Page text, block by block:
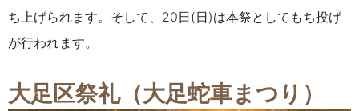
ち上げられます。そして、20日(日)は本祭としてもち投げ
が行われます。
大足区祭礼（大足蛇車まつり）